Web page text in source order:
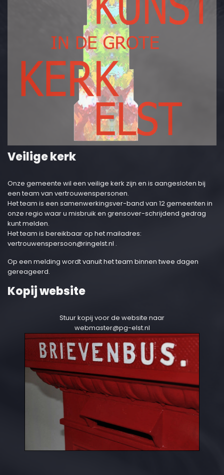
Veilige kerk
Onze gemeente wil een veilige kerk zijn en is aangesloten bij
een team van vertrouwenspersonen.
Het team is een samenwerkingsver-band van 12 gemeenten in
onze regio waar u misbruik en grensover-schrijdend gedrag
kunt melden.
Het team is bereikbaar op het mailadres:
vertrouwenspersoon@ringelst.nl .
Op een melding wordt vanuit het team binnen twee dagen
gereageerd.
Kopij website
Stuur kopij voor de website naar
webmaster@pg-elst.nl